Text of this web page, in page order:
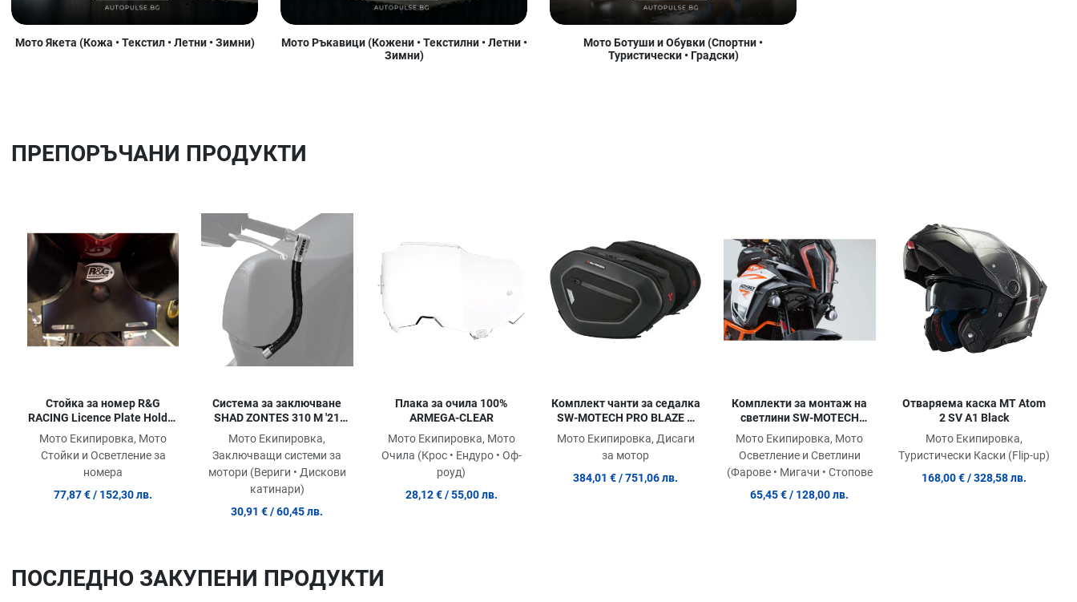
Мото Якета (Кожа • Текстил • Летни • Зимни)
Мото Ръкавици (Кожени • Текстилни • Летни •
Зимни)
Мото Ботуши и Обувки (Спортни •
Туристически • Градски)
ПРЕПОРЪЧАНИ ПРОДУКТИ
Сравни продукт
Quick View
Стойка за номер R&G
RACING Licence Plate Holder
Yamaha YZF-R1 04-06
Мото Екипировка, Мото
Стойки и Осветление за
номера
77,87 €/ 152,30 лв.
Сравни продукт
Quick View
Система за заключване
SHAD ZONTES 310 M '21
(SIZE 5)
Мото Екипировка,
Заключващи системи за
мотори (Вериги • Дискови
катинари)
30,91 € / 60,45 лв.
Сравни продукт
Quick View
Плака за очила 100%
ARMEGA-CLEAR
Мото Екипировка, Мото
Очила (Крос • Ендуро • Оф-
роуд)
28,12 €/ 55,00 лв.
Сравни продукт
Quick View
Комплект чанти за седалка
SW-MOTECH PRO BLAZE H
SADDLEBAG SET CB 125 R
ABS
Мото Екипировка, Дисаги
за мотор
384,01 €/ 751,06 лв.
Сравни продукт
Quick View
Комплекти за монтаж на
светлини SW-MOTECH
LIGHT MOUNTING KIT
SUPER ADVENTURE 1290 R
ABS
Мото Екипировка, Мото
Осветление и Светлини
(Фарове • Мигачи • Стопове
65,45 € / 128,00 лв.
Отваряема каска MT Atom
2 SV A1 Black
Мото Екипировка,
Туристически Каски (Flip-up)
168,00 € / 328,58 лв.
ПОСЛЕДНO ЗАКУПЕНИ ПРОДУКТИ